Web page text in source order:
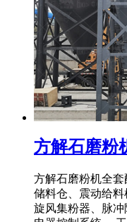
方解石磨粉
方解石磨粉机全套
储料仓、震动给
旋风集粉器、脉冲